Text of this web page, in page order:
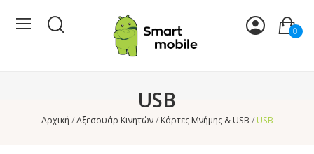
0
USB
Αρχική Αξεσουάρ Κινητών Κάρτες Μνήμης & USB USB